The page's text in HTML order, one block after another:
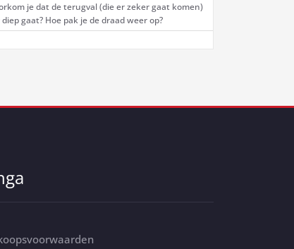
je dat de terugval (die er zeker gaat komen)
gaat? Hoe pak je de draad weer op?